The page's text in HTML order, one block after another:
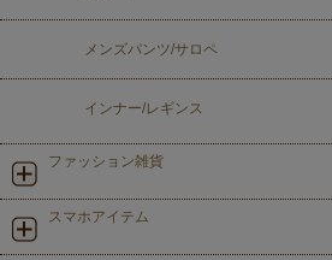
メンズパンツ/サロペ
インナー/レギンス
ファッション雑貨
スマホアイテム